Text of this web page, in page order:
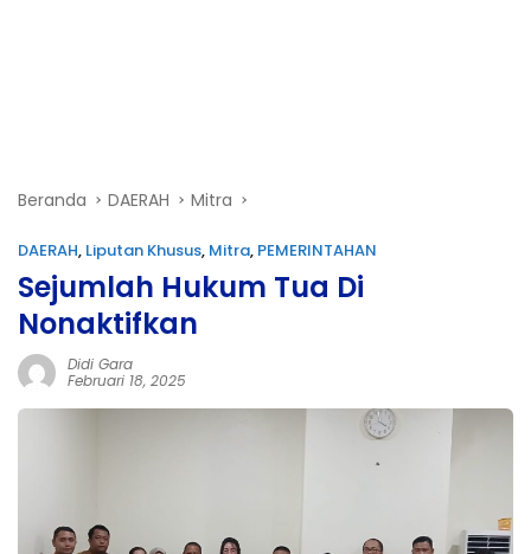
Beranda DAERAH Mitra
DAERAH, Liputan Khusus, Mitra, PEMERINTAHAN
Sejumlah Hukum Tua Di
Nonaktifkan
Didi Gara
Februari 18, 2025